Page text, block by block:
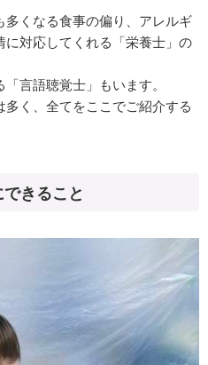
くなる食事の偏り、アレルギ
対応してくれる「栄養士」の
言語聴覚士」もいます。
く、全てをここでご紹介する
きること